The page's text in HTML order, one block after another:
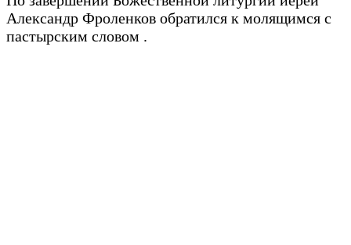
Александр Фроленков обратился к молящимся с
пастырским словом .